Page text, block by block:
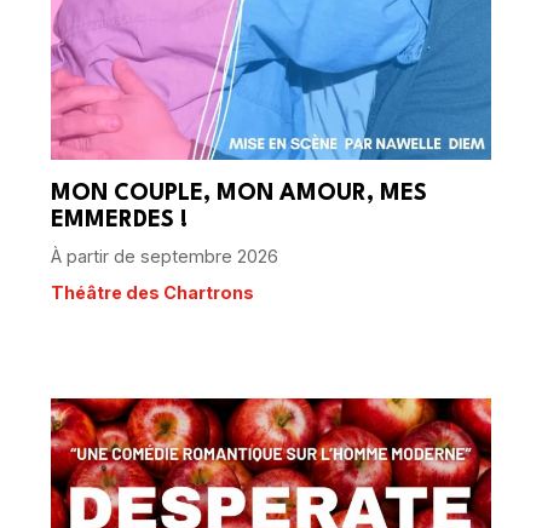
MON COUPLE, MON AMOUR, MES
EMMERDES !
À partir de septembre 2026
Théâtre des Chartrons